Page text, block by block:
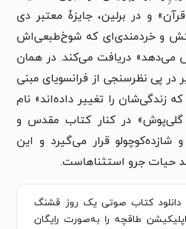
و در برلین، جایزۀ معتبر دی
و خردمندی‌ای که شوخ‌طبعی‌اش
می‌دهد» دریافت می‌کند. در همان
ادبی لیر در پی نظرسنجی از فرانسویای مبنی
زندگی‌شان را تغییر داده‌اند» نام
گلی‌پوش» در کنار کتاب مقدس و
قرار می‌گیرد و این
حیات جرو استثناهاست.
دانلود کتاب صوتی یک روز قشنگ
طاقچه را به‌صورت رایگان